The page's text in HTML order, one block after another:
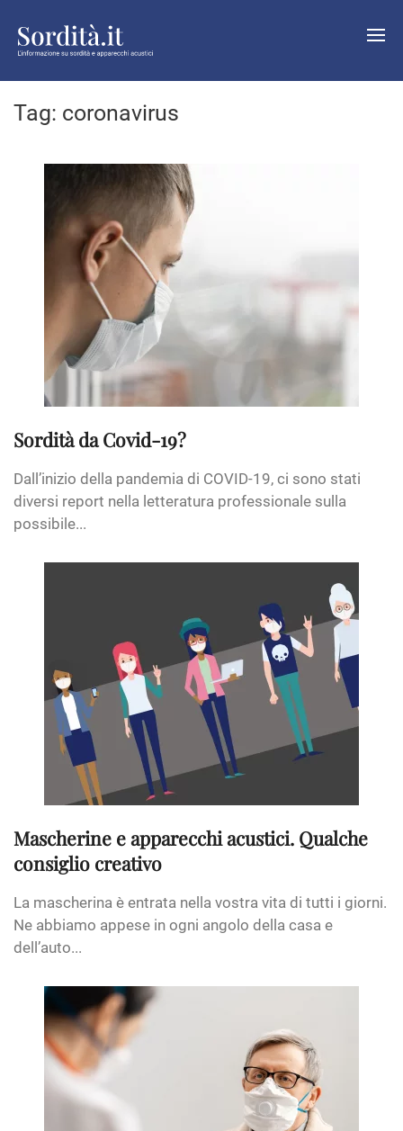
Tag: coronavirus
Sordità da Covid-19?
Dall’inizio della pandemia di COVID-19, ci sono stati
diversi report nella letteratura professionale sulla
possibile...
Mascherine e apparecchi acustici. Qualche
consiglio creativo
La mascherina è entrata nella vostra vita di tutti i giorni.
Ne abbiamo appese in ogni angolo della casa e
dell’auto...